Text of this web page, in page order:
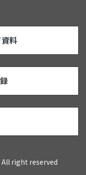
料
right reserved